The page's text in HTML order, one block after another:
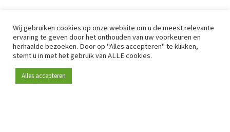
Wij gebruiken cookies op onze website om u de meest relevante
ervaring te geven door het onthouden van uw voorkeuren en
herhaalde bezoeken. Door op "Alles accepteren" te klikken,
stemt u in met het gebruik van ALLE cookies.
Alles accepteren